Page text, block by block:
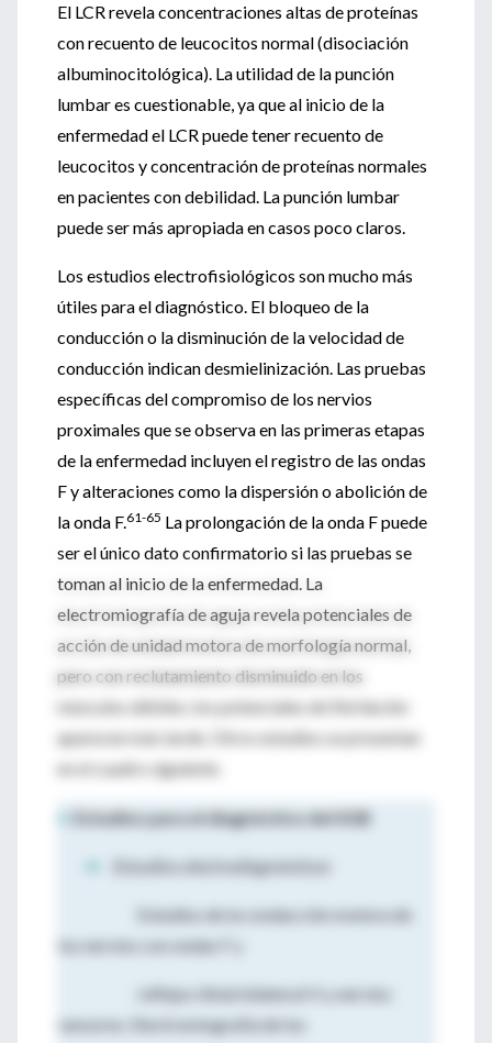
El LCR revela concentraciones altas de proteínas
con recuento de leucocitos normal (disociación
albuminocitológica). La utilidad de la punción
lumbar es cuestionable, ya que al inicio de la
enfermedad el LCR puede tener recuento de
leucocitos y concentración de proteínas normales
en pacientes con debilidad. La punción lumbar
puede ser más apropiada en casos poco claros.
Los estudios electrofisiológicos son mucho más
útiles para el diagnóstico. El bloqueo de la
conducción o la disminución de la velocidad de
conducción indican desmielinización. Las pruebas
específicas del compromiso de los nervios
proximales que se observa en las primeras etapas
de la enfermedad incluyen el registro de las ondas
F y alteraciones como la dispersión o abolición de
la onda F.61-65 La prolongación de la onda F puede
ser el único dato confirmatorio si las pruebas se
toman al inicio de la enfermedad. La
electromiografía de aguja revela potenciales de
acción de unidad motora de morfología normal,
pero con reclutamiento disminuido en los
músculos débiles; los potenciales de fibrilación
aparecen más tarde. Otros estudios se presentan
en el cuadro siguiente.
Estudios para el diagnóstico del SGB
Estudios electrodiagnósticos
Estudios de la conducción motora de
los nervios con ondas F y
reflejos tibial bilateral H y nervios
sensores. Electromiografía de los